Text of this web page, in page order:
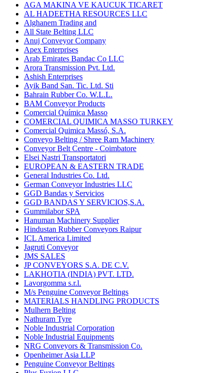
AGA MAKINA VE KAUCUK TICARET
AL HADEETHA RESOURCES LLC
Alghanem Trading and
All State Belting LLC
Anuj Conveyor Company
Apex Enterprises
Arab Emirates Bandac Co LLC
Arora Transmission Pvt. Ltd.
Ashish Enterprises
Ayik Band San. Tic. Ltd. Sti
Bahrain Rubber Co. W.L.L.
BAM Conveyor Products
Comercial Química Masso
COMERCIAL QUIMICA MASSO TURKEY
Comercial Quimica Massó, S.A.
Conveyo Belting / Shree Ram Machinery
Conveyor Belt Centre - Coimbatore
Elsei Nastri Transportatori
EUROPEAN & EASTERN TRADE
General Industries Co. Ltd.
German Conveyor Industries LLC
GGD Bandas y Servicios
GGD BANDAS Y SERVICIOS,S.A.
Gummilabor SPA
Hanuman Machinery Supplier
Hindustan Rubber Conveyors Raipur
ICL America Limited
Jagruti Conveyor
JMS SALES
JP CONVEYORS S.A. DE C.V.
LAKHOTIA (INDIA) PVT. LTD.
Lavorgomma s.r.l.
M/s Penguine Conveyor Beltings
MATERIALS HANDLING PRODUCTS
Mulhern Belting
Nathuram Tyre
Noble Industrial Corporation
Noble Industrial Equipments
NRG Conveyors & Transmission Co.
Openheimer Asia LLP
Penguine Conveyor Beltings